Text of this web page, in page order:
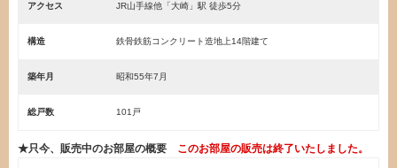
アクセス JR山手線他「大崎」駅 徒歩5分
構造 鉄骨鉄筋コンクリート造地上14階建て
築年月 昭和55年7月
総戸数 101戸
★只今、販売中のお部屋の概要 このお部屋の販売は終了いたしました。